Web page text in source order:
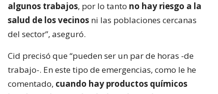
algunos trabajos, por lo tanto no hay riesgo a la
salud de los vecinos ni las poblaciones cercanas
del sector”, aseguró.
Cid precisó que “pueden ser un par de horas -de
trabajo-. En este tipo de emergencias, como le he
comentado, cuando hay productos químicos